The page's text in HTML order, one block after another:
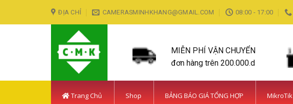
ĐỊA CHỈ CAMERASMINHKHANG@GMAIL.COM 08:00 - 17:00
MIỄN PHÍ VẬN CHUYỂN
đơn hàng trên 200.000.d
Trang Chủ Shop BẢNG BÁO GIÁ TỔNG HỢP MikroTik